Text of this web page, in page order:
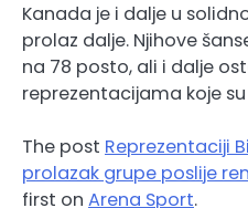
Kanada je i dalje u
prolaz dalje. Njihove
na 78 posto, ali i dalje
reprezentacijama koje
The post Reprezentaciji
prolazak grupe poslije
first on Arena Sport.